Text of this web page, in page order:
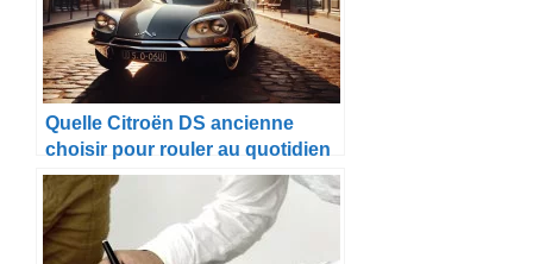
Quelle Citroën DS ancienne
choisir pour rouler au quotidien
?